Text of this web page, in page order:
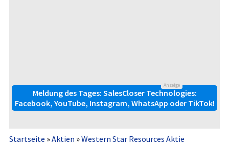
Anzeige
Meldung des Tages: SalesCloser Technologies:
Facebook, YouTube, Instagram, WhatsApp oder TikTok!
Startseite »Aktien »Western Star Resources Aktie